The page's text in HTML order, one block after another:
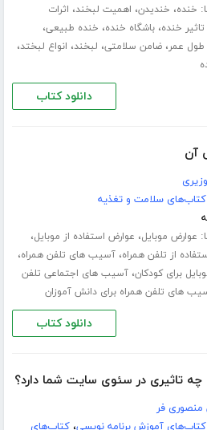
خنده، خندیدن، اهمیت لبخند، اثرات
تاثیر خنده،باشگاه خنده، خنده طبیعی،
طول عمر،ضامن سلامتی، لبخند، انواع لبختد،
دانلود کتاب
آن
کتاب‌های سلامت و تغذیه
عوارض موبایل، عوارض استفاده از موبایل،
از تلفن همراه،آسیب های تلفن همراه،
برای کودکان،آسیب های اجتماعی تلفن
های تلفن همراه برای دانش آموزان
دانلود کتاب
منصوری فر
کتاب‌های آموزش برنامه نویسی،کتاب‌های